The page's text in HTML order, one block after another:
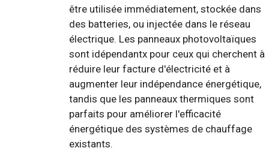
être utilisée immédiatement, stockée dans
des batteries, ou injectée dans le réseau
électrique. Les panneaux photovoltaïques
sont idépendantx pour ceux qui cherchent à
réduire leur facture d'électricité et à
augmenter leur indépendance énergétique,
tandis que les panneaux thermiques sont
parfaits pour améliorer l'efficacité
énergétique des systèmes de chauffage
existants.